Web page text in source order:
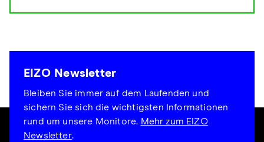
EIZO Newsletter
Bleiben Sie immer auf dem Laufenden und
sichern Sie sich die wichtigsten Informationen
rund um unsere Monitore. Mehr zum EIZO
Newsletter.